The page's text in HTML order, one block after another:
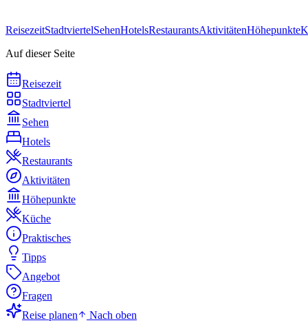
ReisezeitStadtviertelSehenHotelsRestaurantsAktivitätenHöhepunkte
Auf dieser Seite
Reisezeit
Stadtviertel
Sehen
Hotels
Restaurants
Aktivitäten
Höhepunkte
Küche
Praktisches
Tipps
Angebot
Fragen
Reise planen
Nach oben